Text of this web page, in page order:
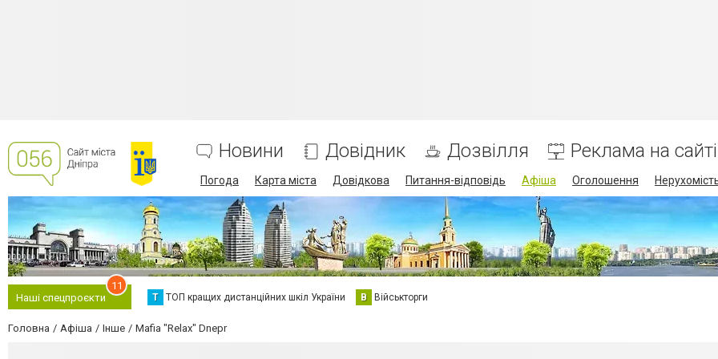
Новини Довідник Дозвілля Реклама на сайті
Погода Карта міста Довідкова Питання-відповідь Афіша Оголошення
Наші спецпроєкти
11
Т ТОП кращих дистанційних шкіл України В Військторги
Головна Афіша Інше Mafia "Relax" Dnepr